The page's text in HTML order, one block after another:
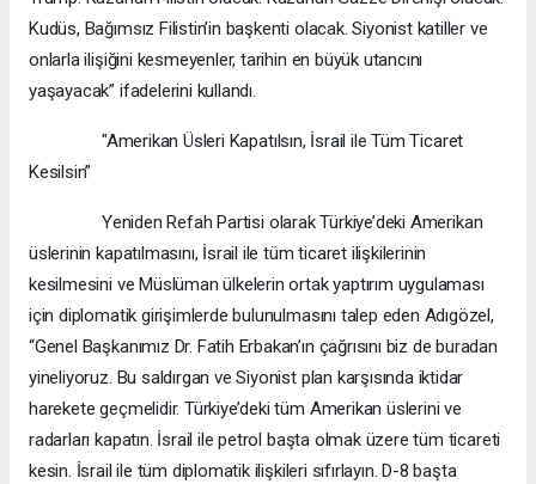
Kudüs, Bağımsız Filistin’in başkenti olacak. Siyonist katiller ve
onlarla ilişiğini kesmeyenler, tarihin en büyük utancını
yaşayacak” ifadelerini kullandı.
"Amerikan Üsleri Kapatılsın, İsrail ile Tüm Ticaret
Kesilsin”
Yeniden Refah Partisi olarak Türkiye’deki Amerikan
üslerinin kapatılmasını, İsrail ile tüm ticaret ilişkilerinin
kesilmesini ve Müslüman ülkelerin ortak yaptırım uygulaması
için diplomatik girişimlerde bulunulmasını talep eden Adıgözel,
“Genel Başkanımız Dr. Fatih Erbakan’ın çağrısını biz de buradan
yineliyoruz. Bu saldırgan ve Siyonist plan karşısında iktidar
harekete geçmelidir. Türkiye’deki tüm Amerikan üslerini ve
radarları kapatın. İsrail ile petrol başta olmak üzere tüm ticareti
kesin. İsrail ile tüm diplomatik ilişkileri sıfırlayın. D-8 başta